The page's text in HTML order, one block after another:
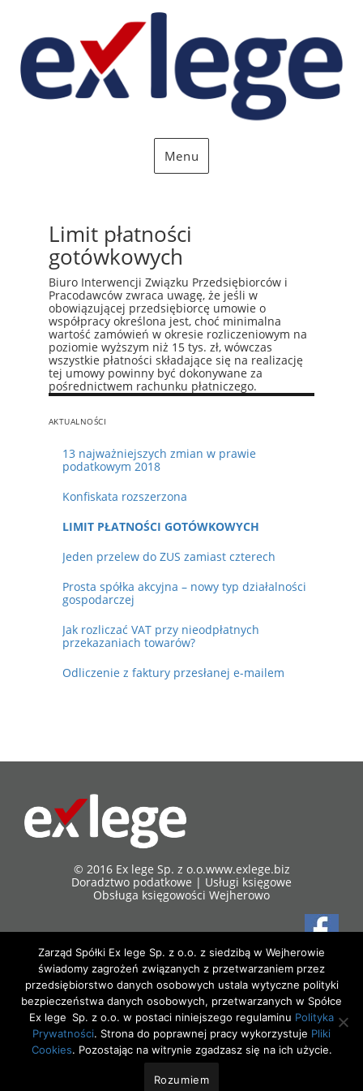
Menu
Limit płatności
gotówkowych
Biuro Interwencji Związku Przedsiębiorców i
Pracodawców zwraca uwagę, że jeśli w
obowiązującej przedsiębiorcę umowie o
współpracy określona jest, choć minimalna
wartość zamówień w okresie rozliczeniowym na
poziomie wyższym niż 15 tys. zł, wówczas
wszystkie płatności składające się na realizację
tej umowy powinny być dokonywane za
pośrednictwem rachunku płatniczego.
AKTUALNOŚCI
13 najważniejszych zmian w prawie
podatkowym 2018
Konfiskata rozszerzona
LIMIT PŁATNOŚCI GOTÓWKOWYCH
Jeden przelew do ZUS zamiast czterech
Prosta spółka akcyjna – nowy typ działalności
gospodarczej
Jak rozliczać VAT przy nieodpłatnych
przekazaniach towarów?
Odliczenie z faktury przesłanej e-mailem
© 2016 Ex lege Sp. z o.o.www.exlege.biz
Doradztwo podatkowe | Usługi księgowe
Obsługa księgowości Wejherowo
84-200 Wejherowo
ul. 3 maja 17/7
Tel/fax 58 738 98 58
kom. 510 179 851
SEO PARTNER
Zarząd Spółki Ex lege Sp. z o.o. z siedzibą w Wejherowie świadomy zagrożeń
związanych z przetwarzaniem przez przedsiębiorstwo danych osobowych ustala
wytyczne polityki bezpieczeństwa danych osobowych, przetwarzanych w Spółce
Ex lege Sp. z o.o., w postaci niniejszego regulaminu
Polityka Prywatności
. Strona
Zarząd Spółki Ex lege Sp. z o.o. z siedzibą w Wejherowie
świadomy zagrożeń związanych z przetwarzaniem przez
przedsiębiorstwo danych osobowych ustala wytyczne polityki
bezpieczeństwa danych osobowych, przetwarzanych w Spółce
Ex lege Sp. z o.o. w postaci niniejszego regulaminu Polityka
Prywatności. Strona do poprawnej pracy wykorzystuje Pliki
Cookies. Pozostając na witrynie zgadzasz się na ich użycie.
Rozumiem